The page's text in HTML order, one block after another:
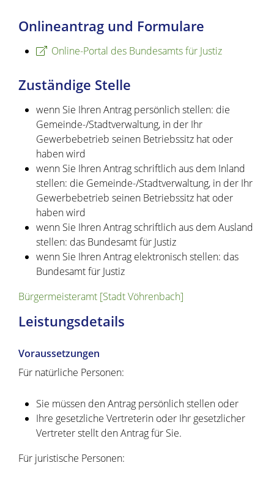
Onlineantrag und Formulare
Online-Portal des Bundesamts für Justiz
Zuständige Stelle
wenn Sie Ihren Antrag persönlich stellen: die
Gemeinde-/Stadtverwaltung, in der Ihr
Gewerbebetrieb seinen Betriebssitz hat oder
haben wird
wenn Sie Ihren Antrag schriftlich aus dem Inland
stellen: die Gemeinde-/Stadtverwaltung, in der Ihr
Gewerbebetrieb seinen Betriebssitz hat oder
haben wird
wenn Sie Ihren Antrag schriftlich aus dem Ausland
stellen: das Bundesamt für Justiz
wenn Sie Ihren Antrag elektronisch stellen: das
Bundesamt für Justiz
Bürgermeisteramt [Stadt Vöhrenbach]
Leistungsdetails
Voraussetzungen
Für natürliche Personen:
Sie müssen den Antrag persönlich stellen oder
Ihre gesetzliche Vertreterin oder Ihr gesetzlicher
Vertreter stellt den Antrag für Sie.
Für juristische Personen: